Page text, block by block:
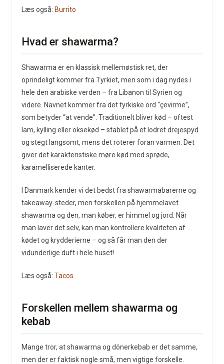
Læs også: Burrito
Hvad er shawarma?
Shawarma er en klassisk mellemøstisk ret, der
oprindeligt kommer fra Tyrkiet, men som i dag nydes i
hele den arabiske verden – fra Libanon til Syrien og
videre. Navnet kommer fra det tyrkiske ord “çevirme”,
som betyder “at vende”. Traditionelt bliver kød – oftest
lam, kylling eller oksekød – stablet på et lodret drejespyd
og stegt langsomt, mens det roterer foran varmen. Det
giver det karakteristiske møre kød med sprøde,
karamelliserede kanter.
I Danmark kender vi det bedst fra shawarmabarerne og
takeaway-steder, men forskellen på hjemmelavet
shawarma og den, man køber, er himmel og jord. Når
man laver det selv, kan man kontrollere kvaliteten af
kødet og krydderierne – og så får man den der
vidunderlige duft i hele huset!
Læs også: Tacos
Forskellen mellem shawarma og
kebab
Mange tror, at shawarma og dönerkebab er det samme,
men der er faktisk nogle små, men vigtige forskelle.